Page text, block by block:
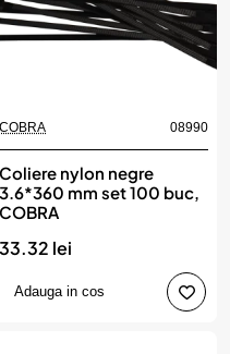
COBRA 08990
Coliere nylon negre
3.6*360 mm set 100 buc,
COBRA
33.32 lei
Adauga in cos